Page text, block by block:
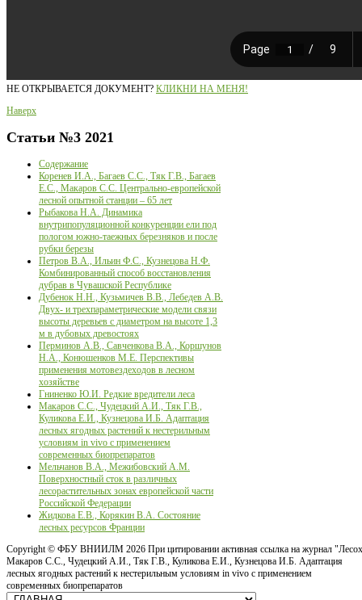
НЕ ОТКРЫВАЕТСЯ ДОКУМЕНТ? КЛИКНИ НА МЕНЯ!
Наверх
Статьи №3 2021
Содержание
Коренев И.А., Багаев С.С., Тяк Г.В., Багаев
Е.С., Макаров С.С. Центрально-европейской
лесной опытной станции – 65 лет
Рыбакова Н.А. Динамика
внутрипопуляционной конкуренции ели под
пологом южно-таежных березняков и после
рубки березы
Петров В.А., Ильин Ф.С., Кузнецова Н.Ф.
Комбинированный способ восстановления
дубрав в Чувашской Республике
Дубенок Н.Н., Кузьмичев В.В., Лебедев А.В.
Двух- и трехпараметрические модели связи
высоты деревьев с диаметром на высоте 1,3
м в дубовых древостоях
Перминов А.В., Савченкова В.А., Коршунов
Н.А., Конюшенков М.Е. Перспективы
применения мотовездеходов в лесном
хозяйстве
Гниненко Ю.И. Редкие вредители леса
Макаров С.С., Чудецкий А.И., Тяк Г.В.,
Куликова Е.И., Кузнецова И.Б. Адаптация
лесных ягодных растений к нестерильным
условиям in vivo с применением
современных биопрепаратов
Мельчанов В.А., Межибовский А.М.
Поверхностный сток в различных
лесорастительных зонах европейской части
Российской Федерации
Жидкова Е.В., Корякин В.А. Состояние
лесных ресурсов Франции
Copyright © ФБУ ВНИИЛМ 2026 При цитировании активная ссылка на журнал
Макаров С.С., Чудецкий А.И., Тяк Г.В., Куликова Е.И., Кузнецова И.Б. Адаптация
лесных ягодных растений к нестерильным условиям in vivo с применением
современных биопрепаратов